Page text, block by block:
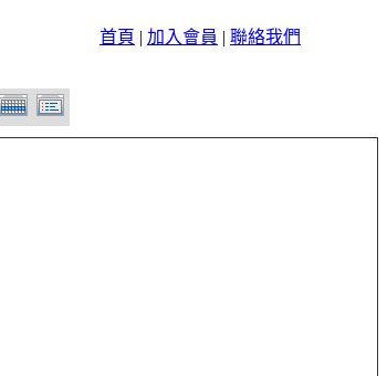
首頁 | 加入會員 | 聯絡我們